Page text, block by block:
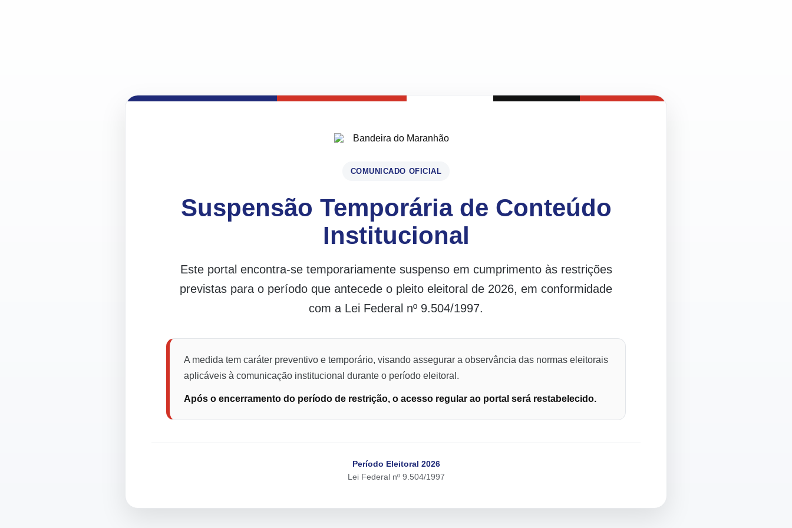
COMUNICADO OFICIAL
Suspensão Temporária de Conteúdo
Institucional
Este portal encontra-se temporariamente suspenso em cumprimento às restrições
previstas para o período que antecede o pleito eleitoral de 2026, em conformidade
com a Lei Federal nº 9.504/1997.
A medida tem caráter preventivo e temporário, visando assegurar a observância das normas eleitorais
aplicáveis à comunicação institucional durante o período eleitoral.
Após o encerramento do período de restrição, o acesso regular ao portal será restabelecido.
Período Eleitoral 2026
Lei Federal nº 9.504/1997